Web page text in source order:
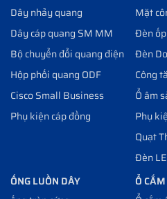
Dây nhảy quang
Dây cáp quang SM MM
Bộ chuyển đổi quang điện
Hộp phối quang ODF
Cisco Small Business
Phụ kiện cáp đồng
Mặt
Đèn
Đèn
Công
Ổ âm
Phụ
Quạt
Đèn
ỐNG LUỒN DÂY
Ổ